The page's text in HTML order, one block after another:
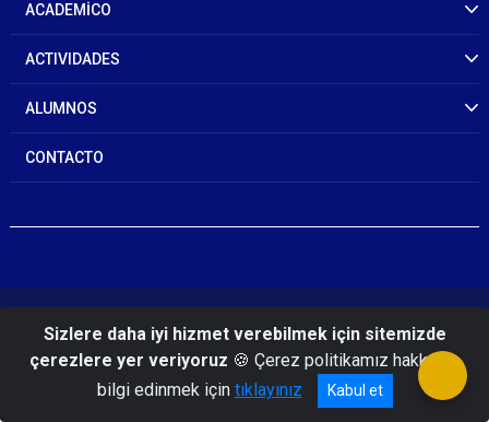
ACADEMİCO
ACTIVIDADES
ALUMNOS
CONTACTO
Sizlere daha iyi hizmet verebilmek için sitemizde
çerezlere yer veriyoruz 🍪 Çerez politikamız hakkında
bilgi edinmek için tıklayınız Kabul et